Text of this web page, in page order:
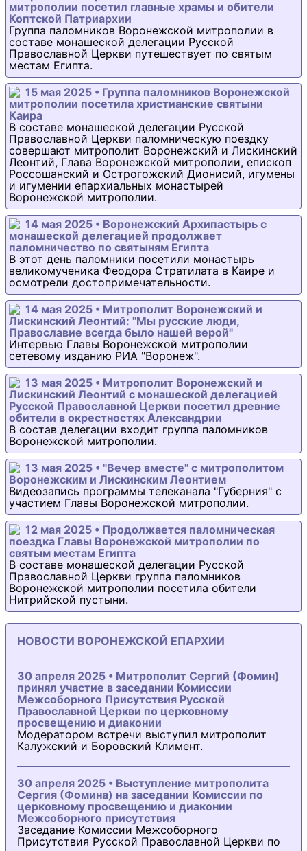
митрополии посетил главные храмы и обители
Коптской Патриархии
Группа паломников Воронежской митрополии в
составе монашеской делегации Русской
Православной Церкви путешествует по святым
местам Египта.
15 мая 2025 • Группа паломников Воронежской
митрополии посетила христианские святыни
Каира
В составе монашеской делегации Русской
Православной Церкви паломническую поездку
совершают митрополит Воронежский и Лискинский
Леонтий, Глава Воронежской митрополии, епископ
Россошанский и Острогожский Дионисий, игумены
и игумении епархиальных монастырей
Воронежской митрополии.
14 мая 2025 • Воронежский Архипастырь с
монашеской делегацией продолжает
паломничество по святыням Египта
В этот день паломники посетили монастырь
великомученика Феодора Стратилата в Каире и
осмотрели достопримечательности.
14 мая 2025 • Митрополит Воронежский и
Лискинский Леонтий: "Мы русские люди,
Православие всегда было нашей верой"
Интервью Главы Воронежской митрополии
сетевому изданию РИА "Воронеж".
13 мая 2025 • Митрополит Воронежский и
Лискинский Леонтий с монашеской делегацией
Русской Православной Церкви посетил древние
обители в окрестностях Александрии
В состав делегации входит группа паломников
Воронежской митрополии.
13 мая 2025 • "Вечер вместе" с митрополитом
Воронежским и Лискинским Леонтием
Видеозапись программы телеканала "Губерния" с
участием Главы Воронежской митрополии.
12 мая 2025 • Продолжается паломническая
поездка Главы Воронежской митрополии по
святым местам Египта
В составе монашеской делегации Русской
Православной Церкви группа паломников
Воронежской митрополии посетила обители
Нитрийской пустыни.
НОВОСТИ ВОРОНЕЖСКОЙ ЕПАРХИИ
30 апреля 2025 • Митрополит Сергий (Фомин)
принял участие в заседании Комиссии
Межсоборного Присутствия Русской
Православной Церкви по церковному
просвещению и диаконии
Модератором встречи выступил митрополит
Калужский и Боровский Климент.
30 апреля 2025 • Выступление митрополита
Сергия (Фомина) на заседании Комиссии по
церковному просвещению и диаконии
Межсоборного присутствия
Заседание Комиссии Межсоборного
Присутствия Русской Православной Церкви по